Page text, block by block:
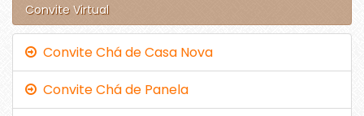
Convite Virtual
Convite Chá de Casa Nova
Convite Chá de Panela